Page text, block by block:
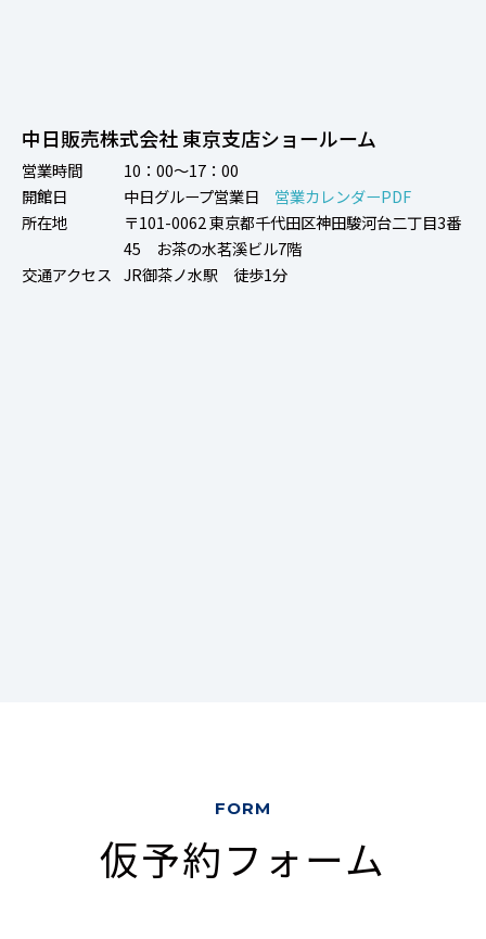
中日販売株式会社 東京支店ショールーム
営業時間
10：00～17：00
開館日
中日グループ営業日 営業カレンダーPDF
所在地
〒101-0062 東京都千代田区神田駿河台二丁目3番
45 お茶の水茗溪ビル7階
交通アクセス JR御茶ノ水駅 徒歩1分
FORM
仮予約フォーム